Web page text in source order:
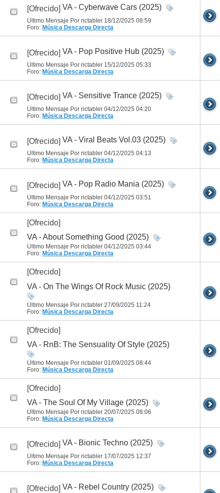
[Ofrecido] VA - Cyberwave Cars (2025)
Último Mensaje Por rictabler 18/12/2025 08:59
Foro: Música Descarga Directa
[Ofrecido] VA - Pop Positive Hub (2025)
Último Mensaje Por rictabler 15/12/2025 05:33
Foro: Música Descarga Directa
[Ofrecido] VA - Sensitive Trance (2025)
Último Mensaje Por rictabler 04/12/2025 04:20
Foro: Música Descarga Directa
[Ofrecido] VA - Viral Beats Vol.03 (2025)
Último Mensaje Por rictabler 04/12/2025 04:13
Foro: Música Descarga Directa
[Ofrecido] VA - Pop Radio Mania (2025)
Último Mensaje Por rictabler 04/12/2025 03:51
Foro: Música Descarga Directa
[Ofrecido]
VA - About Something Good (2025)
Último Mensaje Por rictabler 04/12/2025 03:44
Foro: Música Descarga Directa
[Ofrecido]
VA - On The Wings Of Rock Music (2025)
Último Mensaje Por rictabler 27/09/2025 11:24
Foro: Música Descarga Directa
[Ofrecido]
VA - RnB: The Sensuality Of Style (2025)
Último Mensaje Por rictabler 01/09/2025 08:44
Foro: Música Descarga Directa
[Ofrecido]
VA - The Soul Of My Village (2025)
Último Mensaje Por rictabler 20/07/2025 08:06
Foro: Música Descarga Directa
[Ofrecido] VA - Bionic Techno (2025)
Último Mensaje Por rictabler 17/07/2025 12:37
Foro: Música Descarga Directa
[Ofrecido] VA - Rebel Country (2025)